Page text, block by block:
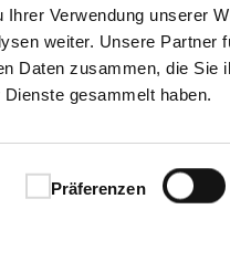
Ihrer Verwendung unserer
weiter. Unsere Partner
Daten zusammen, die Sie
gesammelt haben.
Präferenzen